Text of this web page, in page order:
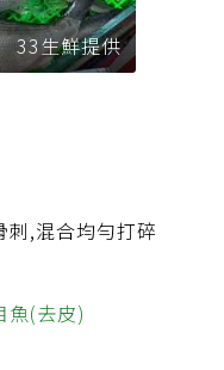
33生鮮提供
,混合均勻打碎
魚(去皮)